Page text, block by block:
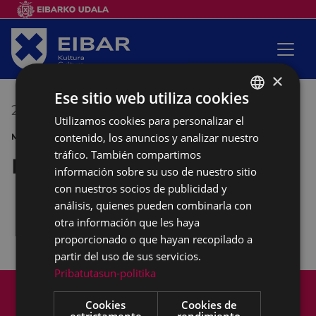
28/06/2016
MÚSICA FIESTAS DE SAN PEDRO
Emaedamba
Actuacion del grupo de batukada, en el parque
de la calle del Carmen.
Mapa del Sitio
Política de cookies
Contacto
BASQUE
SPANISH
×
Ese sitio web utiliza cookies
Utilizamos cookies para personalizar el
contenido, los anuncios y analizar nuestro
tráfico. También compartimos
información sobre su uso de nuestro sitio
con nuestros socios de publicidad y
análisis, quienes pueden combinarla con
otra información que les haya
proporcionado o que hayan recopilado a
partir del uso de sus servicios.
Pribatutasun-politika
Cookies
Cookies de